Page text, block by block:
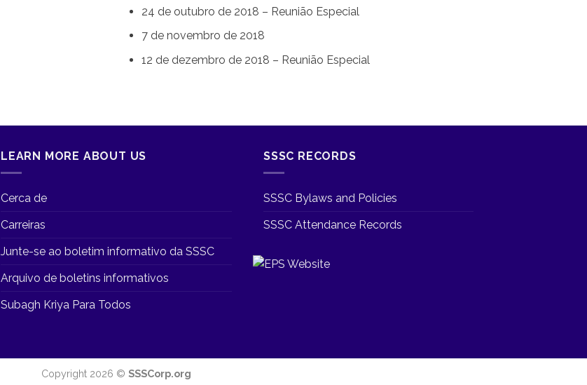
24 de outubro de 2018 – Reunião Especial
7 de novembro de 2018
12 de dezembro de 2018 – Reunião Especial
LEARN MORE ABOUT US
Cerca de
Carreiras
Junte-se ao boletim informativo da SSSC
Arquivo de boletins informativos
Subagh Kriya Para Todos
SSSC RECORDS
SSSC Bylaws and Policies
SSSC Attendance Records
Copyright 2026 © SSSCorp.org